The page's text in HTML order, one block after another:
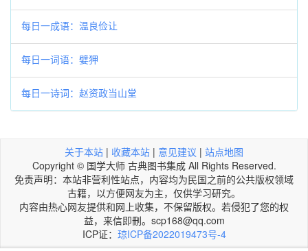
每日一成语：温良俭让
每日一词语：嬖狎
每日一诗词：赵资政当山堂
关于本站 | 收藏本站 | 意见建议 | 站点地图
Copyright © 国学大师 古典图书集成 All Rights Reserved.
免责声明：本站非营利性站点，内容均为民国之前的公共版权领域
古籍，以方便网友为主，仅供学习研究。
内容由热心网友提供和网上收集，不保留版权。若侵犯了您的权
益，来信即刪。scp168@qq.com
ICP证： 琼ICP备2022019473号-4